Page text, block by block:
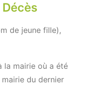
Décès
de jeune fille),
la mairie où a été
du dernier